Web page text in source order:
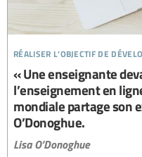
réaliser l’objectif de
« Une enseignante
l’enseignement en
mondiale partage son
O’Donoghue.
Lisa O’Donoghue